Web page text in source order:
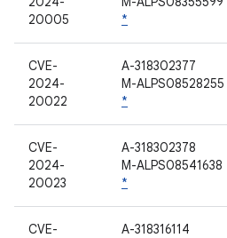
20005
*
CVE-
2024-
20022
A-318302377
M-ALPS08528255
*
CVE-
2024-
20023
A-318302378
M-ALPS08541638
*
CVE-
A-318316114